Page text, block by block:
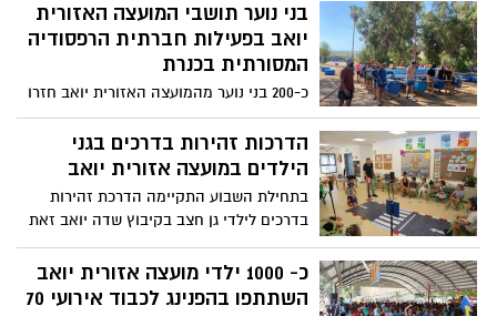
בני נוער תושבי המועצה האזורית
יואב בפעילות חברתית הרפסודיה
המסורתית בכנרת
כ-200 בני נוער מהמועצה האזורית יואב חזרו
השבוע משלושה ימי פעילות גדושים בחוויות
על שפת הכנרת במפעל הרפסודיה.
הדרכות זהירות בדרכים בגני
הילדים במועצה אזורית יואב
בתחילת השבוע התקיימה הדרכת זהירות
בדרכים לילדי גן חצב בקיבוץ שדה יואב זאת
במסגרת הדרכות זהירות בדרכים שמקיימת
המועצה האזורית יואב בכל גני הילדים
במועצה.
כ- 1000 ילדי מועצה אזורית יואב
השתתפו בהפנינג לכבוד אירועי 70